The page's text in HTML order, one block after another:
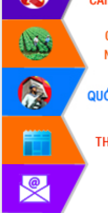
Đắk Lắk sơ kết 4 năm triển khai thực
hiện Đề án 06 của Chính phủ
Họp báo thông tin về Hội nghị Công bố
Quy hoạch và Xúc tiến đầu tư tỉnh Đắk
Khơi thông điểm nghẽn, đẩy nhanh
giải ngân vốn khắc phục thiên tai
HĐND tỉnh thông qua điều chỉnh Quy
hoạch tỉnh thời kỳ 2021-2030
Hội thảo góp ý hồ sơ điều chỉnh quy
hoạch tỉnh Đắk Lắk thời kỳ 2021-2030,
tầm nhìn đến năm 2050
Nâng cao hiệu quả hoạt động của các
doanh nghiệp nhà nước
Hội nghị triển khai kết nối mạng
truyền số liệu chuyên dùng phục vụ cơ
quan Đảng, Nhà nước
Lễ phát động chuỗi hoạt động chung
tay làm sạch môi trường